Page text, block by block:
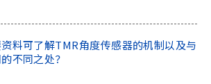
料可了解TMR角度传感器的机制以及与
不同之处？